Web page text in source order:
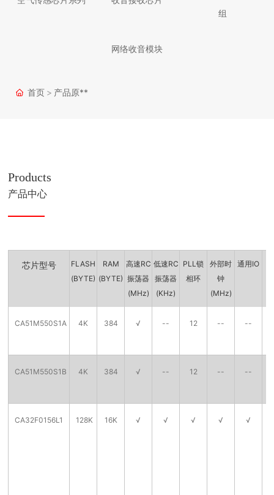
组
网络收音模块
首页 产品原**
Products
产品中心
芯片型号
FLASH
(BYTE)
RAM
(BYTE)
高速RC
振荡器
(MHz)
低速RC
振荡器
(KHz)
PLL锁
相环
外部时
钟
(MHz)
通用IO
CA51M550S1A 4K 384 √ -- 12 -- --
CA51M550S1B 4K 384 √ -- 12 -- --
CA32F0156L1 128K 16K √ √ √ √ √